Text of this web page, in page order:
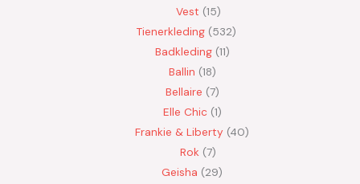
Vest 15
Tienerkleding 532
Badkleding 11
Ballin 18
Bellaire 7
Elle Chic 1
Frankie & Liberty 40
Rok 7
Geisha
29